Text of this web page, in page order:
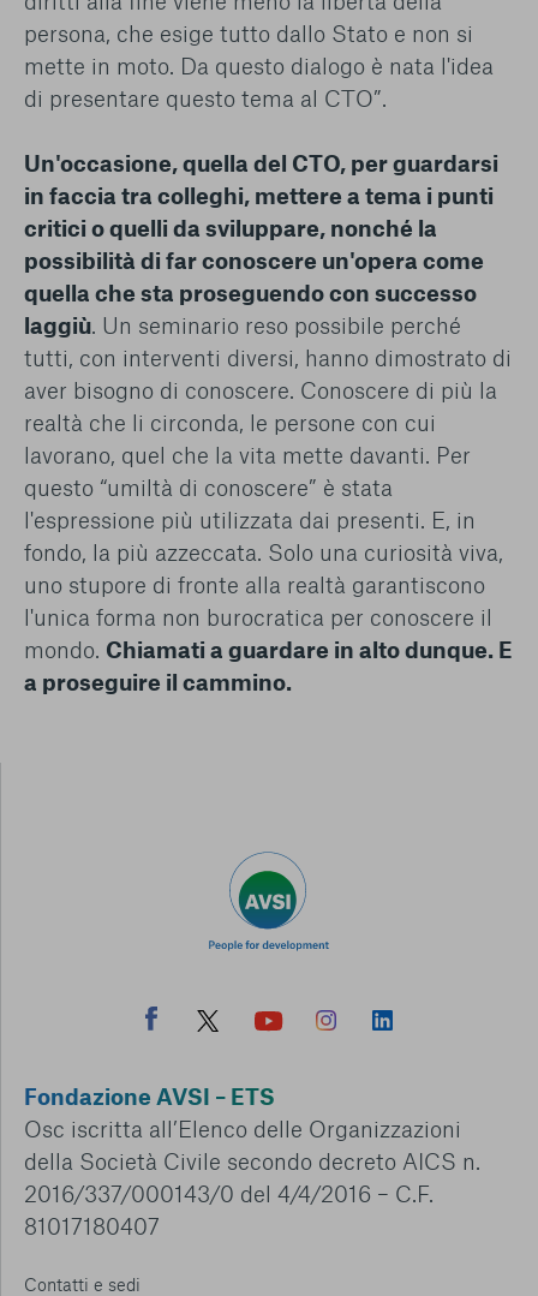
persona, che esige tutto dallo Stato e non si
mette in moto. Da questo dialogo è nata l'idea
di presentare questo tema al CTO”.
Un'occasione, quella del CTO, per guardarsi
in faccia tra colleghi, mettere a tema i punti
critici o quelli da sviluppare, nonché la
possibilità di far conoscere un'opera come
quella che sta proseguendo con successo
laggiù. Un seminario reso possibile perché
tutti, con interventi diversi, hanno dimostrato di
aver bisogno di conoscere. Conoscere di più la
realtà che li circonda, le persone con cui
lavorano, quel che la vita mette davanti. Per
questo “umiltà di conoscere” è stata
l'espressione più utilizzata dai presenti. E, in
fondo, la più azzeccata. Solo una curiosità viva,
uno stupore di fronte alla realtà garantiscono
l'unica forma non burocratica per conoscere il
mondo. Chiamati a guardare in alto dunque. E
a proseguire il cammino.
Fondazione AVSI – ETS
Osc iscritta all’Elenco delle Organizzazioni
della Società Civile secondo decreto AICS n.
2016/337/000143/0 del 4/4/2016 – C.F.
81017180407
Contatti e sedi